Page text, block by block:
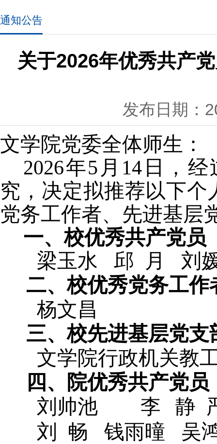
通知公告
关于2026年优秀共产
发布日期：
文学院党委全体师生：
2026年5 月 14 日，
究，决定拟推荐以下个
党务工作者、先进基层
一、校优秀共产党员
梁玉水
邱 月
刘
二、校优秀党务工作
杨文昌
三、校先进基层党支
文学院行政机关教
四、院优秀共产党员
刘帅池
李 静
刘
畅 钱雨曈
吴